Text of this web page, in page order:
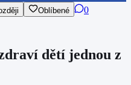
Oblíbené
0
dětí jednou z